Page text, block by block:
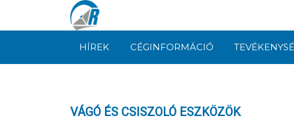
HÍREK CÉGINFORMÁCIÓ
VÁGÓ ÉS CSISZOLÓ ESZKÖZÖK